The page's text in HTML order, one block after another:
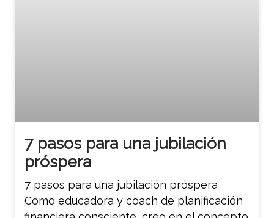
7 pasos para una jubilación
próspera
7 pasos para una jubilación próspera
Como educadora y coach de planificación